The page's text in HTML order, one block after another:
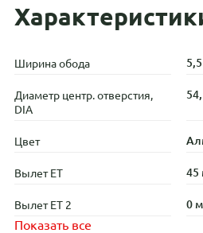
Ширина обода
Диаметр центр. отверстия,
DIA
Цвет
Вылет ET 45
Вылет ET 2 0
Показать все